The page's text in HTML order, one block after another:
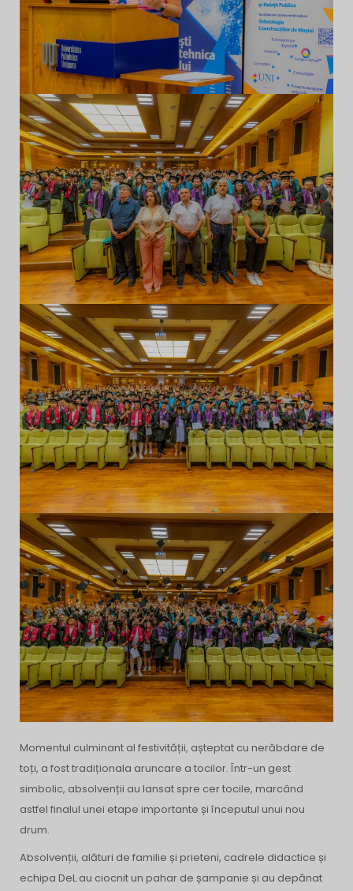
Momentul culminant al festivității, așteptat cu nerăbdare de
toți, a fost tradiționala aruncare a tocilor. Într-un gest
simbolic, absolvenții au lansat spre cer tocile, marcând
astfel finalul unei etape importante și începutul unui nou
drum.
Absolvenții, alături de familie și prieteni, cadrele didactice și
echipa DeL au ciocnit un pahar de șampanie și au depănat